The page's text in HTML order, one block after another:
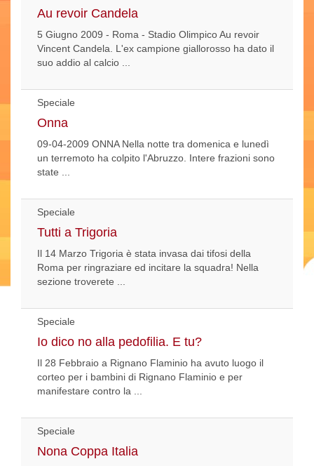
Au revoir Candela
5 Giugno 2009 - Roma - Stadio Olimpico Au revoir
Vincent Candela. L'ex campione giallorosso ha dato il
suo addio al calcio ...
Speciale
Onna
09-04-2009 ONNA Nella notte tra domenica e lunedì
un terremoto ha colpito l'Abruzzo. Intere frazioni sono
state ...
Speciale
Tutti a Trigoria
Il 14 Marzo Trigoria è stata invasa dai tifosi della
Roma per ringraziare ed incitare la squadra! Nella
sezione troverete ...
Speciale
Io dico no alla pedofilia. E tu?
Il 28 Febbraio a Rignano Flaminio ha avuto luogo il
corteo per i bambini di Rignano Flaminio e per
manifestare contro la ...
Speciale
Nona Coppa Italia